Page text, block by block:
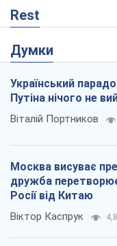
Rest
Думки
Український
Путіна нічого не
Віталій Портников
Москва висуває
дружба
Росії від Китаю
Віктор Каспрук